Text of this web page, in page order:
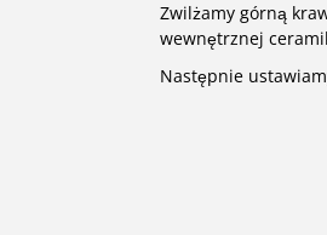
Zwilżamy górną
wewnętrznej
Następnie